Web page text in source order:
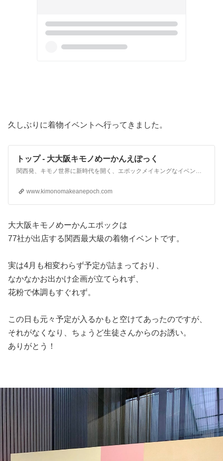
久しぶりに着物イベントへ行ってきました。
トップ - 大大阪キモノめーかんえぽっく
www.kimonomakeanepoch.com
大大阪キモノめーかんエポックは
77社が出店する関西最大級の着物イベントです。
実は4月も相変わらず予定が詰まっており、
なかなかお出かけ企画が立てられず、
花粉で体調もすぐれず。
この日も元々予定が入るかもと空けてあったのですが、
それがなくなり、ちょうど生徒さんからのお誘い。
ありがとう！